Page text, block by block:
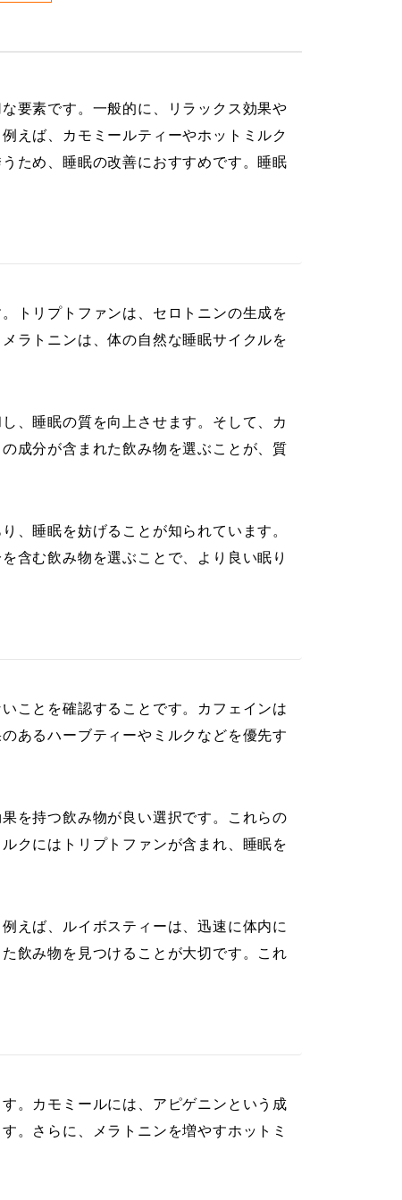
要素です。一般的に、リラックス効果や
えば、カモミールティーやホットミルク
ため、睡眠の改善におすすめです。睡眠
トリプトファンは、セロトニンの生成を
ラトニンは、体の自然な睡眠サイクルを
、睡眠の質を向上させます。そして、カ
成分が含まれた飲み物を選ぶことが、質
、睡眠を妨げることが知られています。
含む飲み物を選ぶことで、より良い眠り
ことを確認することです。カフェインは
あるハーブティーやミルクなどを優先す
を持つ飲み物が良い選択です。これらの
クにはトリプトファンが含まれ、睡眠を
えば、ルイボスティーは、迅速に体内に
飲み物を見つけることが大切です。これ
。カモミールには、アピゲニンという成
。さらに、メラトニンを増やすホットミ